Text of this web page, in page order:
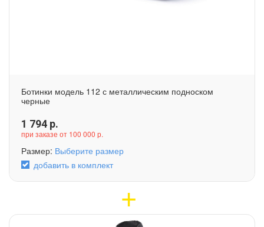
Ботинки модель 112 с металлическим подноском
черные
1 794 р.
при заказе от 100 000 р.
Размер: Выберите размер
добавить в комплект